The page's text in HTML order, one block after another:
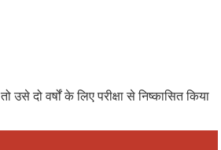
दो वर्षों के लिए परीक्षा से निष्कासित किया